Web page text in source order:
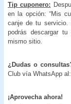
Tip cuponero:
en la opción: “Mis
canje de tu servicio.
podrás descargar
mismo sitio.
¿Dudas o
Club vía WhatsApp al:
¡Aprovecha ahora!